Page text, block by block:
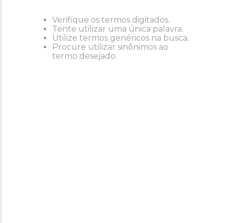
Verifique os termos digitados.
Tente utilizar uma única palavra.
Utilize termos genéricos na busca.
Procure utilizar sinônimos ao
termo desejado.